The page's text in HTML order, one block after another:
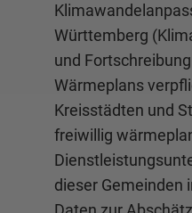
Württemberg
und
Wärmeplans
Kreisstädten und
freiwillig
dieser Gemeinden